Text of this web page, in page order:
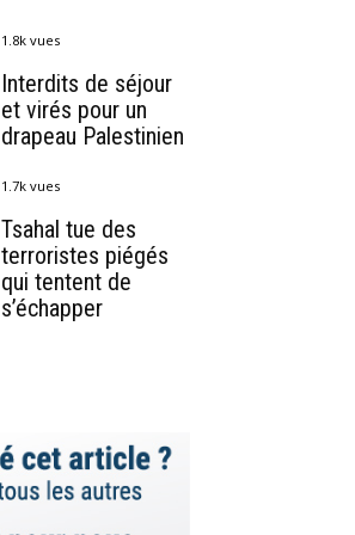
1.8k vues
Interdits de séjour
et virés pour un
drapeau Palestinien
1.7k vues
Tsahal tue des
terroristes piégés
qui tentent de
s’échapper